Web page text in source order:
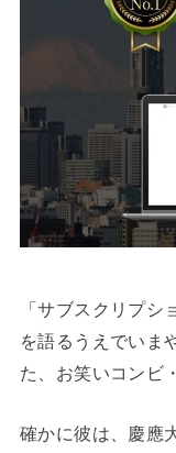
「サブスクリプ
を語るうえでいま
た、お笑いコンビ
確かに彼は、慶應